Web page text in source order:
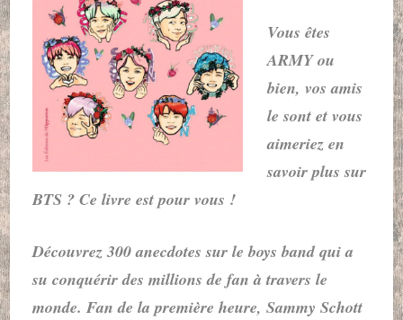
anecdotes
incroyables
sur
BTS…
Vous êtes
ARMY ou
bien, vos amis
le sont et vous
aimeriez en
savoir plus sur
BTS ? Ce livre est pour vous !
Découvrez 300 anecdotes sur le boys band qui a
su conquérir des millions de fan à travers le
monde. Fan de la première heure, Sammy Schott